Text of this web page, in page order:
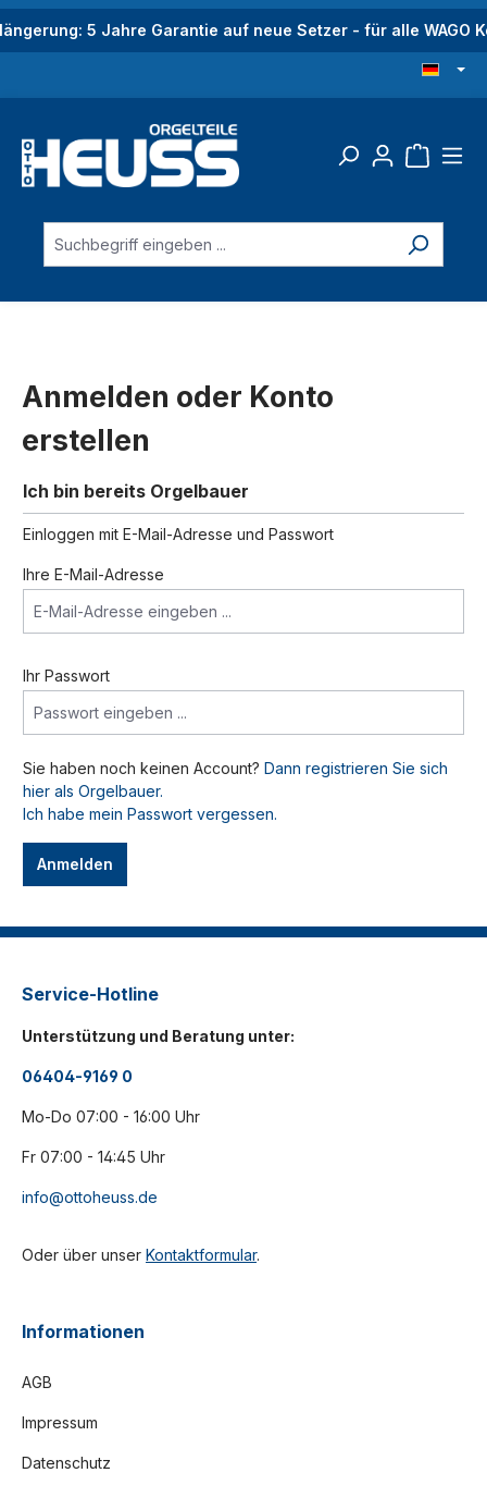
springen5 Jahre Garantie auf neue Setzer - für alle WAGO
Anmelden oder Konto
erstellen
Ich bin bereits Orgelbauer
Einloggen mit E-Mail-Adresse und Passwort
Ihre E-Mail-Adresse
Ihr Passwort
Sie haben noch keinen Account? Dann registrieren Sie sich
hier als Orgelbauer.
Ich habe mein Passwort vergessen.
Anmelden
Service-Hotline
Unterstützung und Beratung unter:
06404-9169 0
Mo-Do 07:00 - 16:00 Uhr
Fr 07:00 - 14:45 Uhr
info@ottoheuss.de
Oder über unser Kontaktformular.
Informationen
AGB
Impressum
Datenschutz